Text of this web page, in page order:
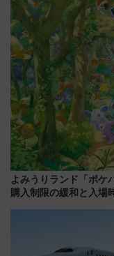
よみうりランド「ポケ
購入制限の緩和と入場